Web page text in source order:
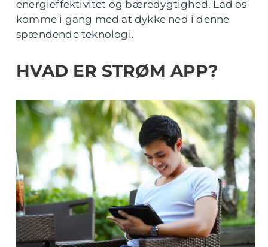
energieffektivitet og bæredygtighed. Lad os
komme i gang med at dykke ned i denne
spændende teknologi.
HVAD ER STRØM APP?